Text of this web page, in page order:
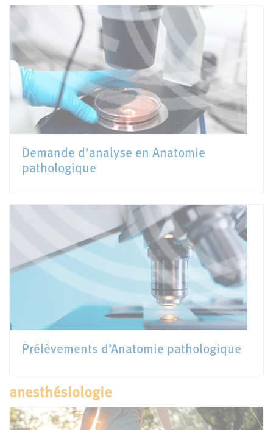
Demande d’analyse en Anatomie
pathologique
Prélèvements d’Anatomie pathologique
anesthésiologie